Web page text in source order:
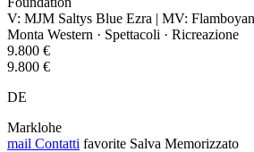
V: MJM Saltys Blue Ezra | MV:
Monta Western · Spettacoli · Ricreazione
9.800 €
9.800 €
DE
Marklohe
mail Contatti favorite Salva Memorizzato